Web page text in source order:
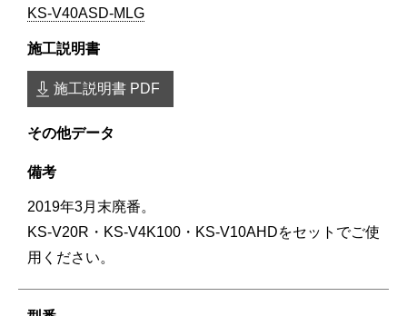
KS-V40ASD-MLG
施工説明書 PDF
2019年3月末廃番。
KS-V20R・KS-V4K100・KS-V10AHDをセットでご使
用ください。